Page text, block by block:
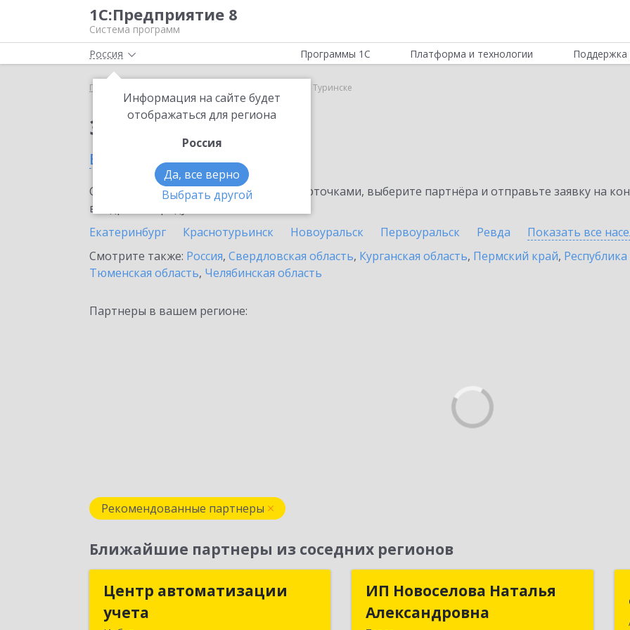
1С:Предприятие 8
Система программ
Россия
Информация на сайте будет
отображаться для региона
Россия
Да, все верно
Выбрать другой
Программы 1С Платформа и технологии Поддержка
Главная СтартЭДО в Туринске
Заказать СтартЭДО
в Туринске
Ознакомьтесь с информационными карточками, выберите партнёра и отправьте заявку на
внедрение продукта.
Екатеринбург
Краснотурьинск Новоуральск Первоуральск Ревда Показать все
Смотрите также: Россия, Свердловская область, Курганская область, Пермский край,
Тюменская область, Челябинская область
Партнеры в вашем регионе:
Рекомендованные партнеры
Ближайшие партнеры из соседних регионов
Центр автоматизации
учета
Центр автоматизации
ИП Новоселова Наталья
Александровна
ИП Новоселова Наталья
Александровна